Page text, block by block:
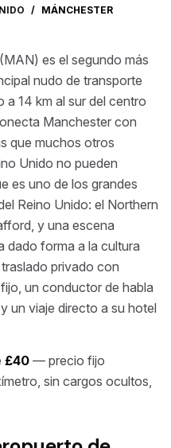
/ MÁNCHESTER
es el segundo más
nudo de transporte
a 14 km al sur del centro
Manchester con
que muchos otros
Unido no pueden
es uno de los grandes
Reino Unido: el Northern
y una escena
dado forma a la cultura
privado con
un conductor de habla
un viaje directo a su hotel
£40 — precio fijo
sin cargos ocultos,